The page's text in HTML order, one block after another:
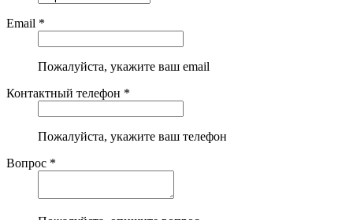
Email *
Пожалуйста, укажите ваш email
Контактный телефон *
Пожалуйста, укажите ваш телефон
Вопрос *